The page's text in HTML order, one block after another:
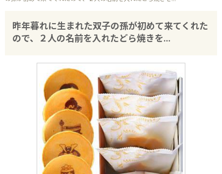
昨年暮れに生まれた双子の孫が初めて来てくれた
ので、２人の名前を入れたどら焼きを…